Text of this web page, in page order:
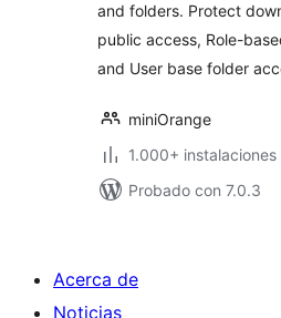
and folders. Protect
public access, Role-
and User base folder
miniOrange
1.000+
Probado con 7.0.3
Acerca de
Noticias